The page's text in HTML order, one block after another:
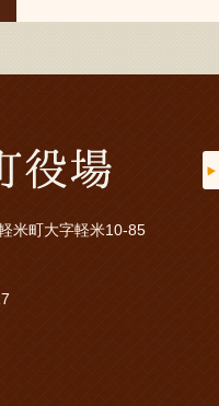
米町大字軽米10-85